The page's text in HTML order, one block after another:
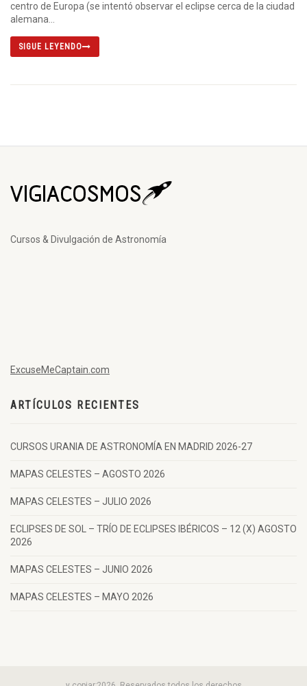
centro de Europa (se intentó observar el eclipse cerca de la ciudad
alemana...
SIGUE LEYENDO
Cursos & Divulgación de Astronomía
ExcuseMeCaptain.com
ARTÍCULOS RECIENTES
CURSOS URANIA DE ASTRONOMÍA EN MADRID 2026-27
MAPAS CELESTES – AGOSTO 2026
MAPAS CELESTES – JULIO 2026
ECLIPSES DE SOL – TRÍO DE ECLIPSES IBÉRICOS – 12 (X) AGOSTO
2026
MAPAS CELESTES – JUNIO 2026
MAPAS CELESTES – MAYO 2026